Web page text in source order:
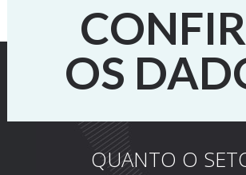
OS
QUANTO O